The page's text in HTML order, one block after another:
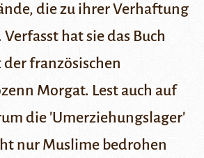
die zu ihrer Verhaftung
hat sie das Buch
französischen
Morgat. Lest auch auf
die 'Umerziehungslager'
nur Muslime bedrohen